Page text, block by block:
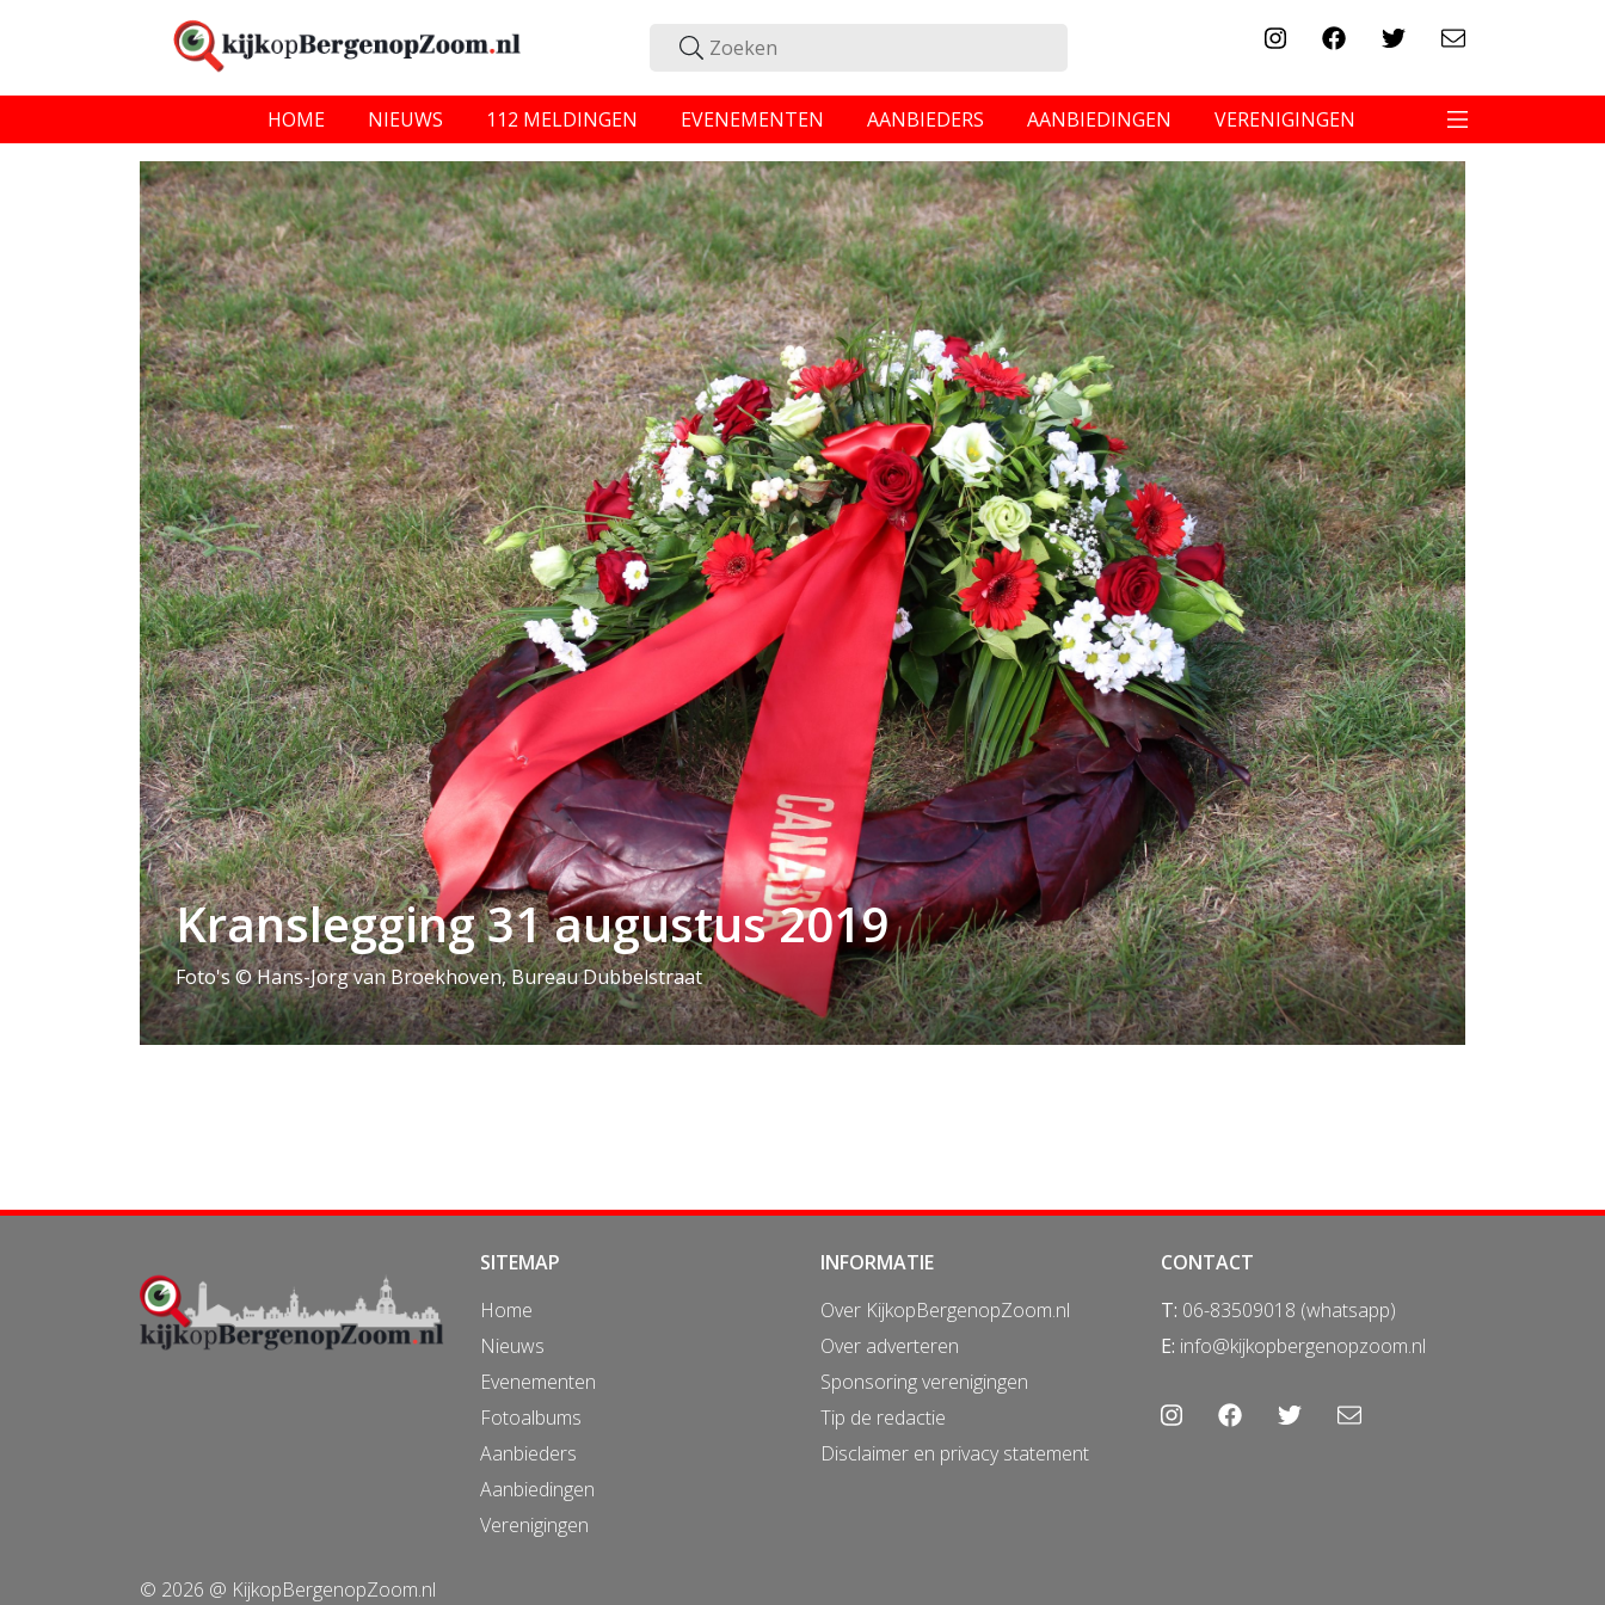
HOME NIEUWS 112 MELDINGEN EVENEMENTEN AANBIEDERS AANBIEDINGEN VERENIGINGEN
Kranslegging 31 augustus 2019
Foto's © Hans-Jorg van Broekhoven, Bureau Dubbelstraat
SITEMAP
Home
Nieuws
Evenementen
Fotoalbums
Aanbieders
Aanbiedingen
Verenigingen
INFORMATIE
Over KijkopBergenopZoom.nl
Over adverteren
Sponsoring verenigingen
Tip de redactie
Disclaimer en privacy statement
CONTACT
T: 06-83509018 (whatsapp)
E: info@kijkopbergenopzoom.nl
© 2026 @ KijkopBergenopZoom.nl